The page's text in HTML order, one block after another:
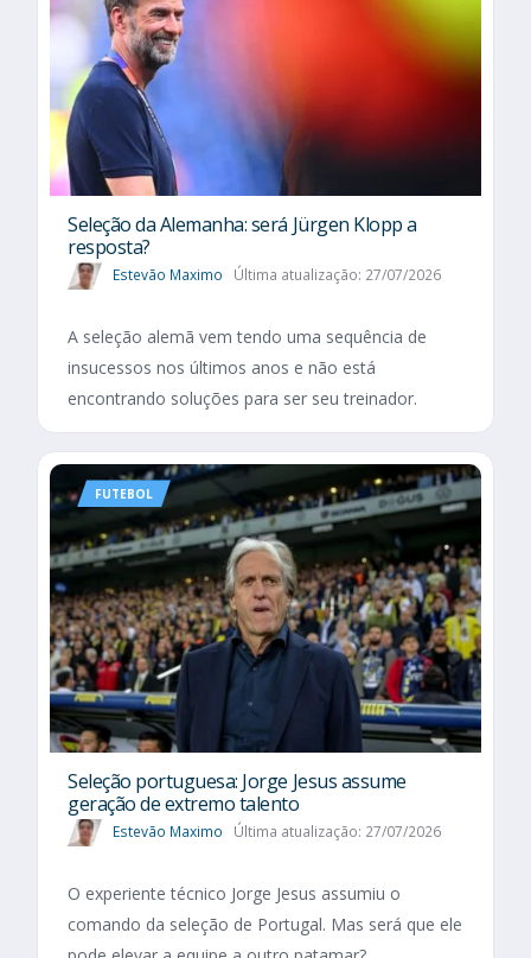
Seleção da Alemanha: será Jürgen Klopp a
resposta?
Estevão Maximo Última atualização: 27/07/2026
A seleção alemã vem tendo uma sequência de
insucessos nos últimos anos e não está
encontrando soluções para ser seu treinador.
FUTEBOL
Seleção portuguesa: Jorge Jesus assume
geração de extremo talento
Estevão Maximo Última atualização: 27/07/2026
O experiente técnico Jorge Jesus assumiu o
comando da seleção de Portugal. Mas será que ele